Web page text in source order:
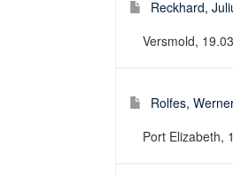
Reckhard,
Versmold,
Rolfes,
Port Elizabeth,